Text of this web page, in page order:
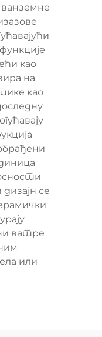
као
на
као
се
ватре
или